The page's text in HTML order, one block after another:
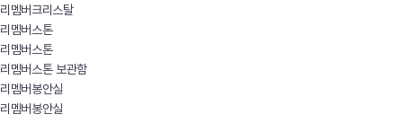
리멤버크리스탈
리멤버스톤
리멤버스톤
리멤버스톤 보관함
리멤버봉안실
리멤버봉안실